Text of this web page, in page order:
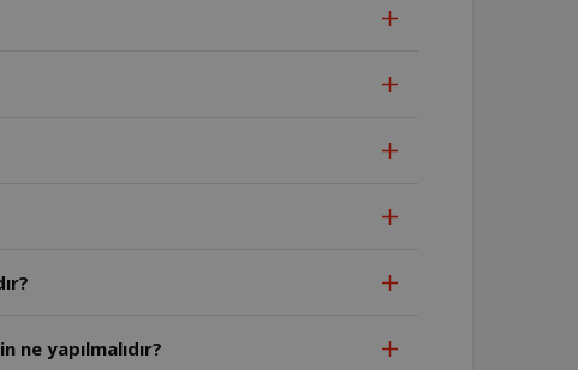
yapılmalıdır?